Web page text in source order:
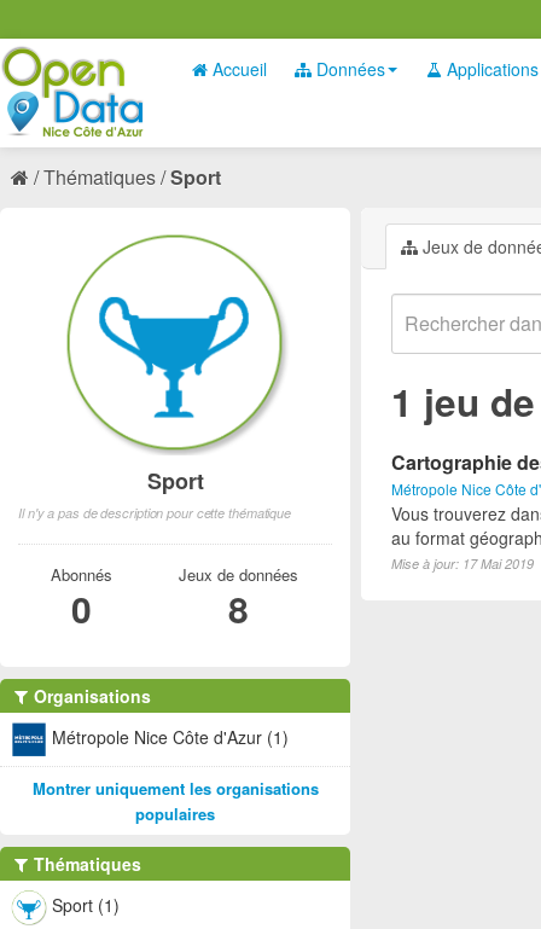
Accueil Données Applications
Thématiques Sport
Jeux de
1 jeu
Cartographie
Métropole Nice Côte
Vous trouverez
au format
Mise à jour: 17 Mai 2019
Sport
Il n'y a pas de description pour cette thématique
Abonnés
0
Jeux de données
8
Organisations
Métropole Nice Côte d'Azur (1)
Montrer uniquement les organisations
populaires
Thématiques
Sport (1)